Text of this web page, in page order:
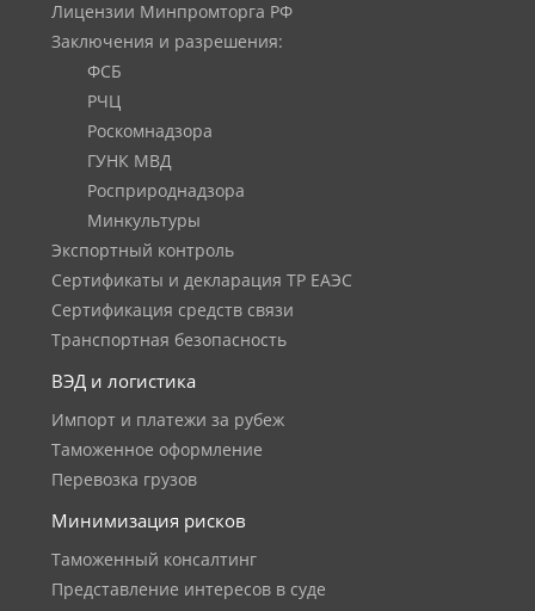
Лицензии Минпромторга РФ
Заключения и разрешения:
ФСБ
РЧЦ
Роскомнадзора
ГУНК МВД
Росприроднадзора
Минкультуры
Экспортный контроль
Сертификаты и декларация ТР ЕАЭС
Сертификация средств связи
Транспортная безопасность
ВЭД и логистика
Импорт и платежи за рубеж
Таможенное оформление
Перевозка грузов
Минимизация рисков
Таможенный консалтинг
Представление интересов в суде